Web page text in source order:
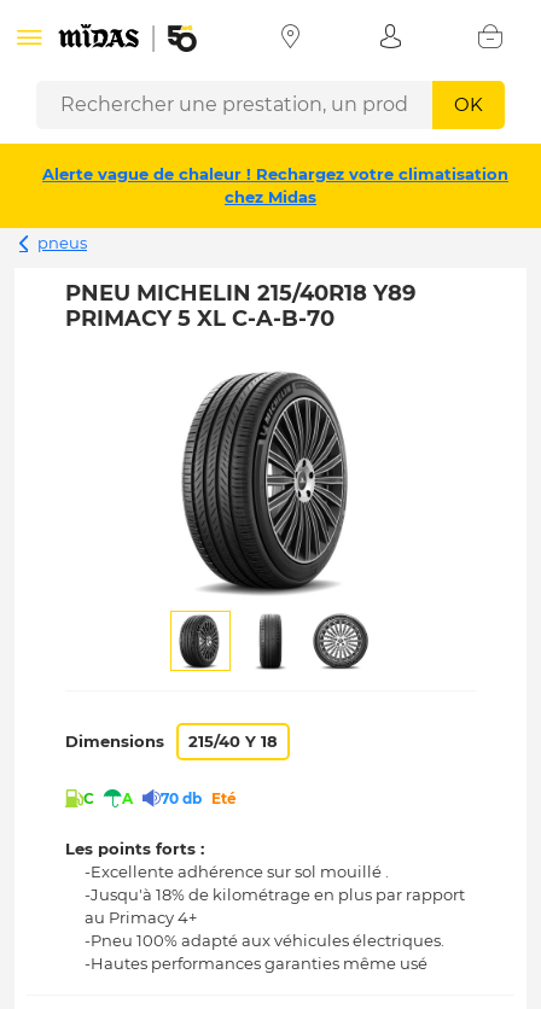
OK
Alerte vague de chaleur ! Rechargez votre climatisation
chez Midas
pneus
PNEU MICHELIN 215/40R18 Y89
PRIMACY 5 XL C-A-B-70
Dimensions 215/40 Y 18
C A 70 db Eté
Les points forts :
-Excellente adhérence sur sol mouillé .
-Jusqu'à 18% de kilométrage en plus par rapport
au Primacy 4+
-Pneu 100% adapté aux véhicules électriques.
-Hautes performances garanties même usé